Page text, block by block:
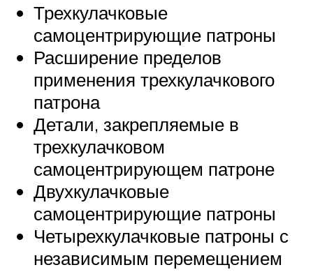
Трехкулачковые
самоцентрирующие патроны
Расширение пределов
применения трехкулачкового
патрона
Детали, закрепляемые в
трехкулачковом
самоцентрирующем патроне
Двухкулачковые
самоцентрирующие патроны
Четырехкулачковые патроны с
независимым перемещением